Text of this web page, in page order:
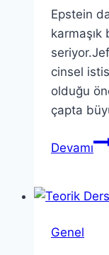
Epstein
karmaşık
cinsel
olduğu
çapta
Devamı
ve
Genel